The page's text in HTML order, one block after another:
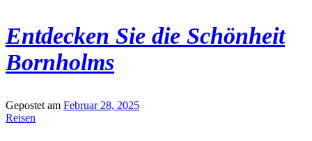
Entdecken Sie die Schönheit
Bornholms
Gepostet am Februar 28, 2025
Reisen